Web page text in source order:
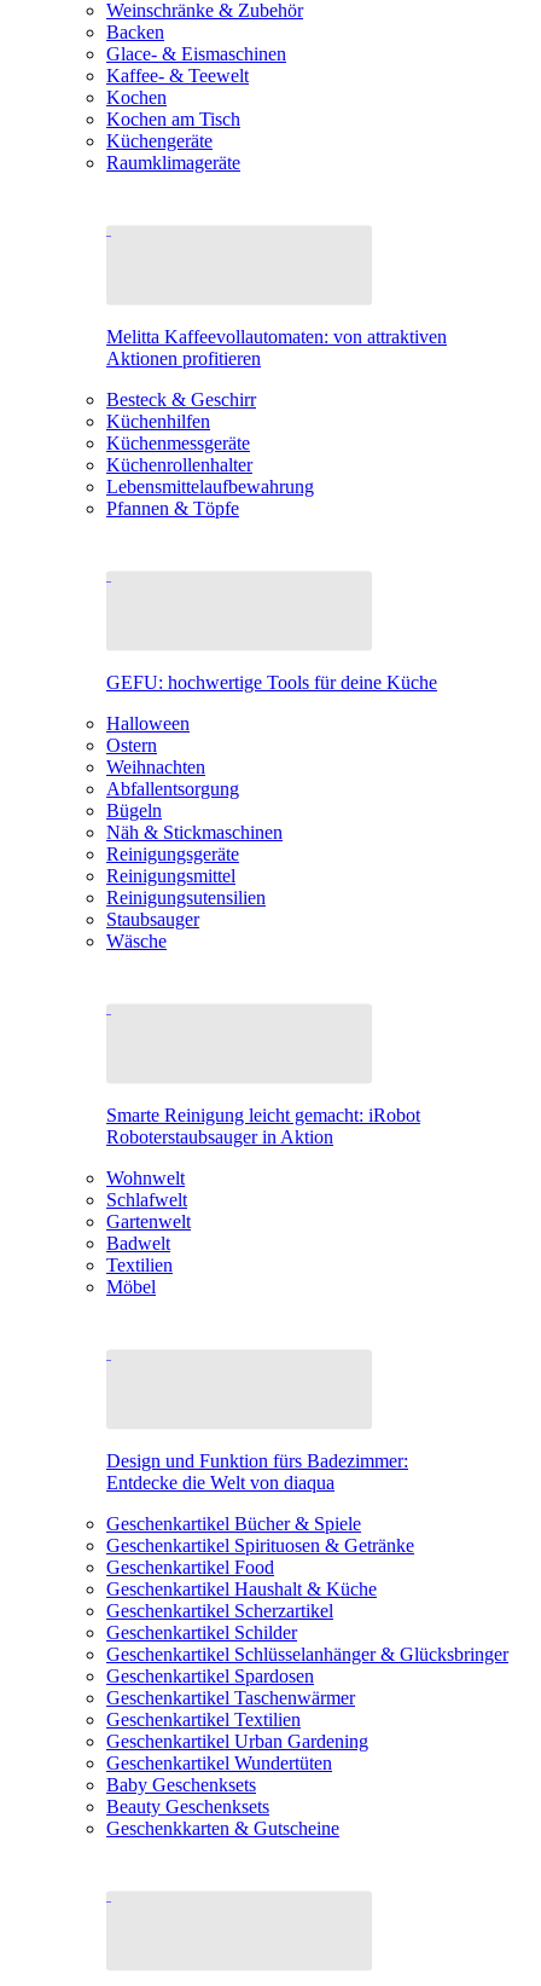
Weinschränke & Zubehör
Backen
Glace- & Eismaschinen
Kaffee- & Teewelt
Kochen
Kochen am Tisch
Küchengeräte
Raumklimageräte
Melitta Kaffeevollautomaten: von attraktiven
Aktionen profitieren
Besteck & Geschirr
Küchenhilfen
Küchenmessgeräte
Küchenrollenhalter
Lebensmittelaufbewahrung
Pfannen & Töpfe
GEFU: hochwertige Tools für deine Küche
Halloween
Ostern
Weihnachten
Abfallentsorgung
Bügeln
Näh & Stickmaschinen
Reinigungsgeräte
Reinigungsmittel
Reinigungsutensilien
Staubsauger
Wäsche
Smarte Reinigung leicht gemacht: iRobot
Roboterstaubsauger in Aktion
Wohnwelt
Schlafwelt
Gartenwelt
Badwelt
Textilien
Möbel
Design und Funktion fürs Badezimmer:
Entdecke die Welt von diaqua
Geschenkartikel Bücher & Spiele
Geschenkartikel Spirituosen & Getränke
Geschenkartikel Food
Geschenkartikel Haushalt & Küche
Geschenkartikel Scherzartikel
Geschenkartikel Schilder
Geschenkartikel Schlüsselanhänger & Glücksbringer
Geschenkartikel Spardosen
Geschenkartikel Taschenwärmer
Geschenkartikel Textilien
Geschenkartikel Urban Gardening
Geschenkartikel Wundertüten
Baby Geschenksets
Beauty Geschenksets
Geschenkkarten & Gutscheine